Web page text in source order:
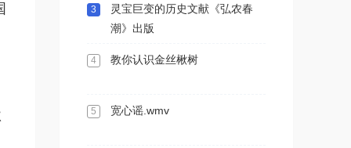
3
灵宝巨变的历史文献《弘农春
潮》出版
4 教你认识金丝楸树
5 宽心谣.wmv